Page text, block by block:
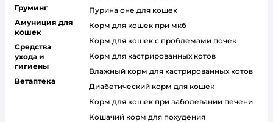
Груминг
Амуниция для
кошек
Средства
ухода и
гигиены
Ветаптека
пурина оне для кошек
корм для кошек при мкб
корм для кошек с проблемами почек
Корм для кастрированных котов
влажный корм для кастрированных котов
диабетический корм для кошек
корм для кошек при заболевании печени
кошачий корм для похудения